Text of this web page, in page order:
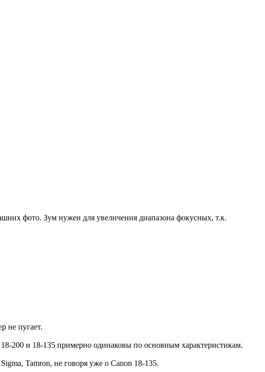
фото. Зум нужен для увеличения диапазона фокусных, т.к.
не пугает.
200 и 18-135 примерно одинаковы по основным характеристикам.
Tamron, не говоря уже о Canon 18-135.